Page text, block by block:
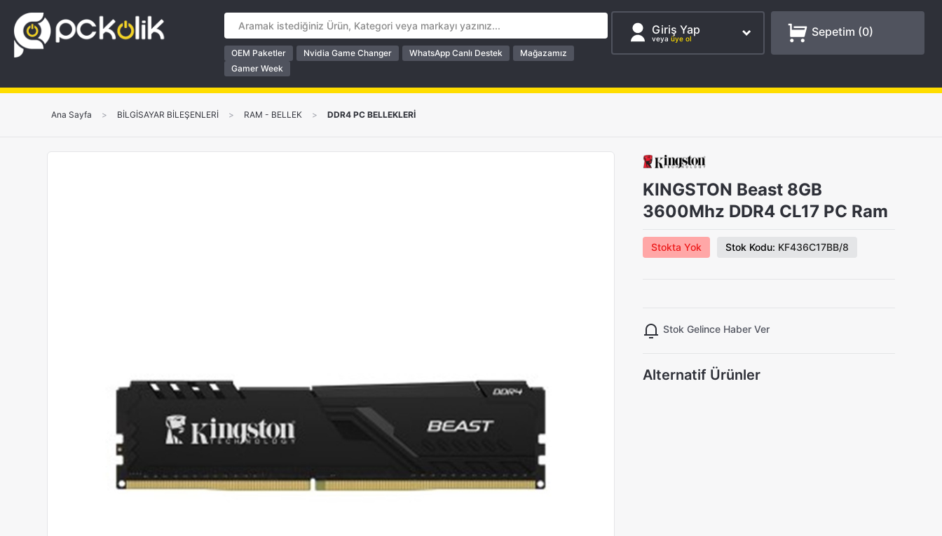
OEM Paketler Nvidia Game Changer WhatsApp Canlı Destek
Mağazamız
Gamer Week
Giriş Yap
veya üye ol Sepetim (0)
Ana Sayfa > BİLGİSAYAR BİLEŞENLERİ > RAM - BELLEK > DDR4 PC BELLEKLERİ
KINGSTON Beast 8GB
3600Mhz DDR4 CL17 PC Ram
Stokta Yok Stok Kodu: KF436C17BB/8
Stok Gelince Haber Ver
Alternatif Ürünler